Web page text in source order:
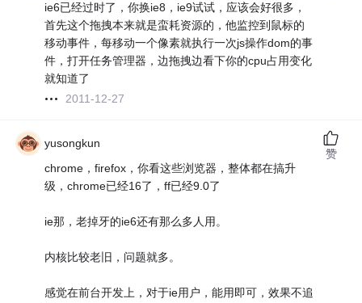
ie6已经过时了，你换ie8，ie9试试，应该会好很多，
首先这个拖拽本来就是蛮耗资源的，他监控到鼠标的
移动事件，每移动一个像素就执行一次js操作dom的事
件，打开任务管理器，边拖拽边看下你的cpu占用变化
就知道了
2011-12-27
yusongkun
chrome，firefox，你看这些浏览器，整体都在搞升
级，chrome已经16了，ff已经9.0了
ie那，老掉牙的ie6还有那么多人用。
内核比较老旧，问题就多。
感觉在前台开发上，对于ie用户，能用即可，效果不追
赞